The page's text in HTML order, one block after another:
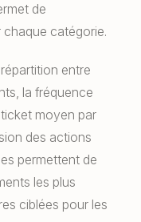
de
catégorie.
entre
la fréquence
moyen par
des actions
permettent de
les plus
ciblées pour les